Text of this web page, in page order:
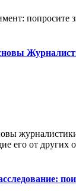
попросите
его от других